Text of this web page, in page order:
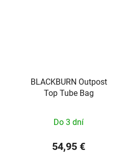
BLACKBURN Outpost
Top Tube Bag
Do 3 dní
54,95 €